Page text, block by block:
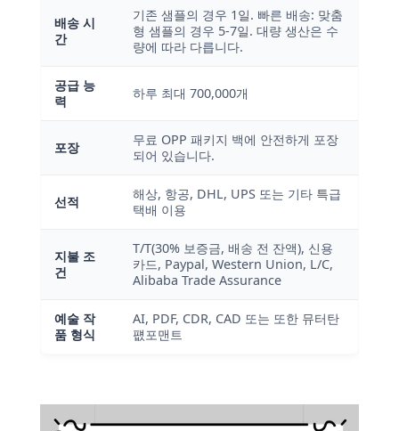
배송 시
간
기존 샘플의 경우 1일. 빠른 배송: 맞춤
형 샘플의 경우 5-7일. 대량 생산은 수
량에 따라 다릅니다.
공급 능
력
하루 최대 700,000개
포장
무료 OPP 패키지 백에 안전하게 포장
되어 있습니다.
선적
해상, 항공, DHL, UPS 또는 기타 특급
택배 이용
지불 조
건
T/T(30% 보증금, 배송 전 잔액), 신용
카드, Paypal, Western Union, L/C,
Alibaba Trade Assurance
예술 작
품 형식
AI, PDF, CDR, CAD 또는 또한 뮤터탄
퍲포맨트